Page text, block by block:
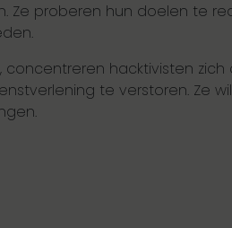
Ze proberen hun doelen te
hacktivisten
te verstoren. Ze